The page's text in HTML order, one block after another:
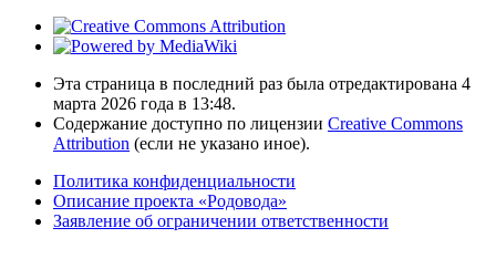
Эта страница в последний раз была отредактирована 4
марта 2026 года в 13:48.
Содержание доступно по лицензии Creative Commons
Attribution (если не указано иное).
Политика конфиденциальности
Описание проекта «Родовода»
Заявление об ограничении ответственности